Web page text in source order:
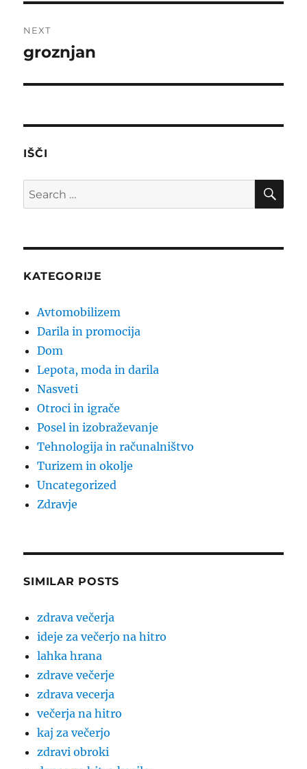
NEXT
Next
groznjan
IŠČI
Search
for:
KATEGORIJE
Avtomobilizem
Darila in promocija
Dom
Lepota, moda in darila
Nasveti
Otroci in igrače
Posel in izobraževanje
Tehnologija in računalništvo
Turizem in okolje
Uncategorized
Zdravje
SIMILAR POSTS
zdrava večerja
ideje za večerjo na hitro
lahka hrana
zdrave večerje
zdrava vecerja
večerja na hitro
kaj za večerjo
zdravi obroki